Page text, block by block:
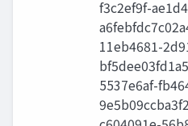
f3c2ef9f-
11eb4681-
5537e6af-